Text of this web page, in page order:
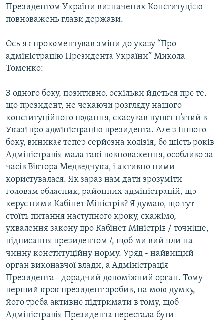
Президентом України визначених Конституцією
повноважень глави держави.
Ось як прокоментував зміни до указу “Про
адміністрацію Президента України” Микола
Томенко:
З одного боку, позитивно, оскільки йдеться про те,
що президент, не чекаючи розгляду нашого
конституційного подання, скасував пункт п’ятий в
Указі про адміністрацію президента. Але з іншого
боку, виникає тепер серйозна колізія, бо шість років
Адміністрація мала такі повноваження, особливо за
часів Віктора Медведчука, і активно ними
користувалася. Як зараз нам дати зрозуміти
головам обласних, районних адміністрацій, що
керує ними Кабінет Міністрів? Я думаю, що тут
стоїть питання наступного кроку, скажімо,
ухвалення закону про Кабінет Міністрів / точніше,
підписання президентом /, щоб ми вийшли на
чинну конституційну норму. Уряд - найвищий
орган виконавчої влади, а Адміністрація
Президента - дорадчий допоміжний орган. Тому
перший крок президент зробив, на мою думку,
його треба активно підтримати в тому, щоб
Адміністрація Президента перестала бути